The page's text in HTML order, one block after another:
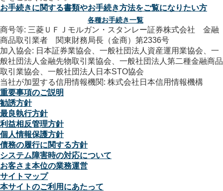
お手続きに関する書類やお手続き方法をご覧になりたい方
各種お手続き一覧
商号等: 三菱ＵＦＪモルガン・スタンレー証券株式会社 金融
商品取引業者 関東財務局長（金商）第2336号
加入協会: 日本証券業協会、一般社団法人資産運用業協会、一
般社団法人金融先物取引業協会、一般社団法人第二種金融商品
取引業協会、一般社団法人日本STO協会
当社が加盟する信用情報機関: 株式会社日本信用情報機構
重要事項のご説明
勧誘方針
最良執行方針
利益相反管理方針
個人情報保護方針
債務の履行に関する方針
システム障害時の対応について
お客さま本位の業務運営
サイトマップ
本サイトのご利用にあたって